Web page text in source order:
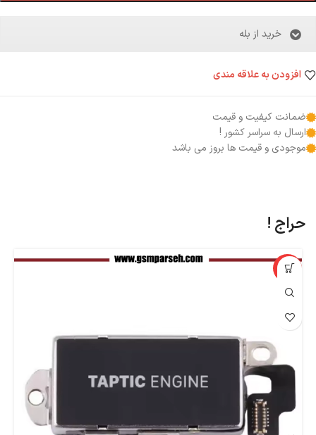
خرید از بله
افزودن به علاقه مندی
ضمانت کیفیت و قیمت
ارسال به سراسر کشور !
موجودی و قیمت ها بروز می باشد
حراج !
-43%